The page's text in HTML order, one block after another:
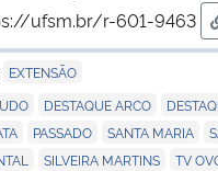
ufsm.br/r-601-9463
EXTENSÃO
DESTAQUE ARCO
PASSADO SANTA MARIA
SILVEIRA MARTINS TV